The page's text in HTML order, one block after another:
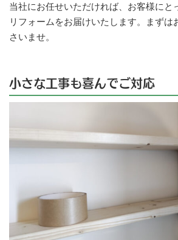
当社にお任せいただければ、お客様にと
リフォームをお届けいたします。まずは
さいませ。
小さな工事も喜んでご対応